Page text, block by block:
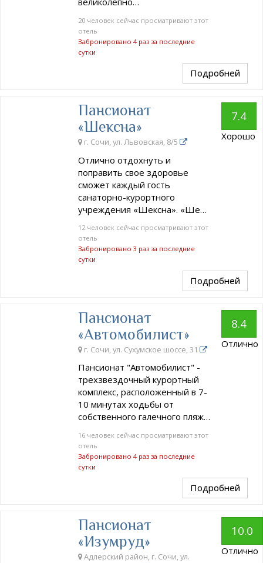
20 человек сейчас просматривают этот
отель
Забронировано 4 раз за последние
сутки
Подробней
Пансионат
«Шексна»
г. Сочи, ул. Львовская, 8/5
Отлично отдохнуть и
поправить свое здоровье
сможет каждый гость
санаторно-курортного
учреждения «Шексна». «Ше…
12 человек сейчас просматривают этот
отель
Забронировано 3 раз за последние
сутки
7.4
Хорошо
Подробней
Пансионат
«Автомобилист»
г. Сочи, ул. Сухумское шоссе, 31
Пансионат "Автомобилист" -
трехзвездочный курортный
комплекс, расположенный в 7-
10 минутах ходьбы от
собственного галечного пляж…
16 человек сейчас просматривают этот
отель
Забронировано 4 раз за последние
сутки
8.4
Отлично
Подробней
Пансионат
«Изумруд»
Адлерский район, г. Сочи, ул.
10.0
Отлично